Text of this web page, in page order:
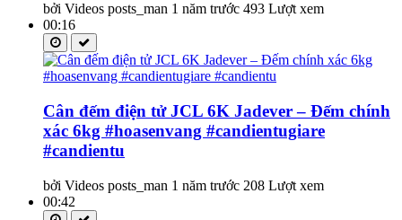
bởi Videos posts_man 1 năm trước 493 Lượt xem
00:16
Cân đếm điện tử JCL 6K Jadever – Đếm chính
xác 6kg #hoasenvang #candientugiare
#candientu
bởi Videos posts_man 1 năm trước 208 Lượt xem
00:42